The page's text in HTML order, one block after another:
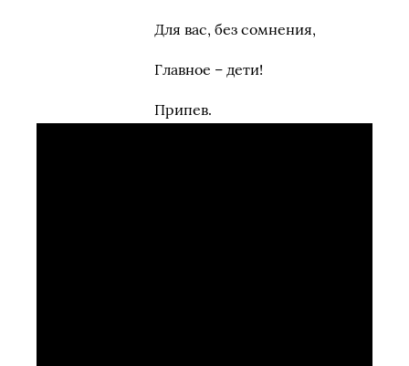
Для вас, без сомнения,
Главное – дети!
Припев.